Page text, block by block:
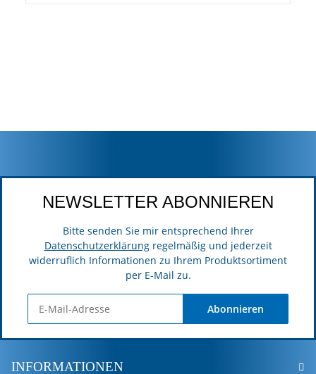
NEWSLETTER ABONNIEREN
Bitte senden Sie mir entsprechend Ihrer
Datenschutzerklärungregelmäßig und jederzeit
widerruflich Informationen zu Ihrem Produktsortiment
per E-Mail zu.
Abonnieren
INFORMATIONEN